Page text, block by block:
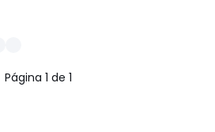
Página 1 de 1